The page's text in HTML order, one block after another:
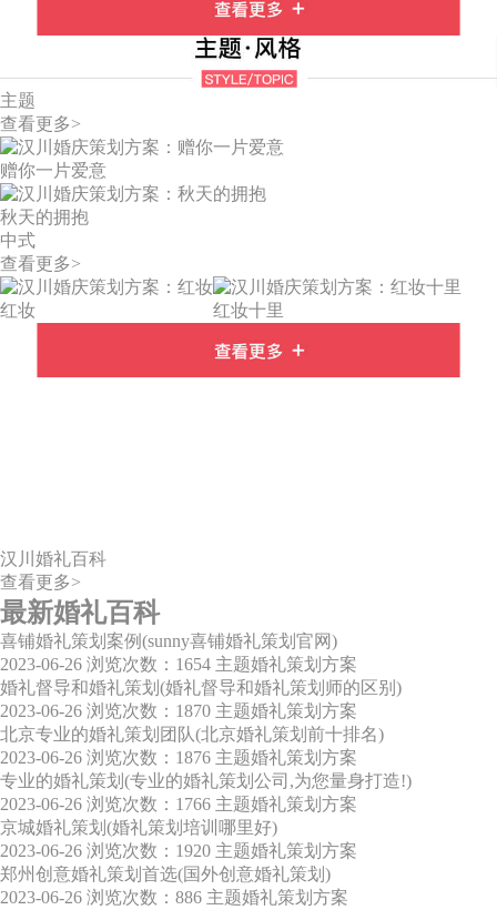
主题
查看更多>
赠你一片爱意
秋天的拥抱
中式
查看更多>
红妆 红妆十里
汉川婚礼百科
查看更多>
最新婚礼百科
喜铺婚礼策划案例(sunny喜铺婚礼策划官网)
2023-06-26 浏览次数：1654 主题婚礼策划方案
婚礼督导和婚礼策划(婚礼督导和婚礼策划师的区别)
2023-06-26 浏览次数：1870 主题婚礼策划方案
北京专业的婚礼策划团队(北京婚礼策划前十排名)
2023-06-26 浏览次数：1876 主题婚礼策划方案
专业的婚礼策划(专业的婚礼策划公司,为您量身打造!)
2023-06-26 浏览次数：1766 主题婚礼策划方案
京城婚礼策划(婚礼策划培训哪里好)
2023-06-26 浏览次数：1920 主题婚礼策划方案
郑州创意婚礼策划首选(国外创意婚礼策划)
2023-06-26 浏览次数：886 主题婚礼策划方案